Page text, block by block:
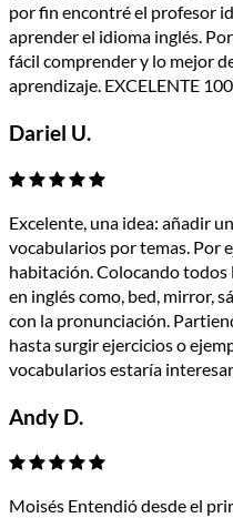
por fin encontré el profesor
aprender el idioma inglés.
fácil comprender y lo mejor
aprendizaje. EXCELENTE
Dariel U.
Excelente, una idea: añadir
vocabularios por temas. Por
habitación. Colocando
en inglés como, bed, mirror,
con la pronunciación.
hasta surgir ejercicios o
vocabularios estaría
Andy D.
Moisés Entendió desde el